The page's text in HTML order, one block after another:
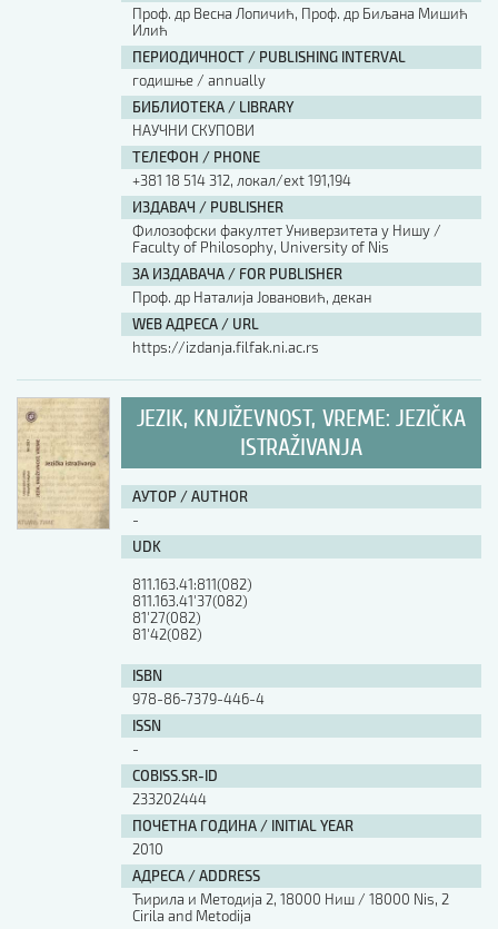
Проф. др Весна Лопичић, Проф. др Биљана Мишић
Илић
ПЕРИОДИЧНОСТ / PUBLISHING INTERVAL
годишње / annually
БИБЛИОТЕКА / LIBRARY
НАУЧНИ СКУПОВИ
ТЕЛЕФОН / PHONE
+381 18 514 312, локал/ext 191,194
ИЗДАВАЧ / PUBLISHER
Филозофски факултет Универзитета у Нишу /
Faculty of Philosophy, University of Nis
ЗА ИЗДАВАЧА / FOR PUBLISHER
Проф. др Наталија Јовановић, декан
WEB АДРЕСА / URL
https://izdanja.filfak.ni.ac.rs
JEZIK, KNJIŽEVNOST, VREME: JEZIČKA
ISTRAŽIVANJA
АУТОР / AUTHOR
-
UDK
811.163.41:811(082)
811.163.41'37(082)
81'27(082)
81'42(082)
ISBN
978-86-7379-446-4
ISSN
-
COBISS.SR-ID
233202444
ПОЧЕТНА ГОДИНА / INITIAL YEAR
2010
АДРЕСА / ADDRESS
Ћирила и Методија 2, 18000 Ниш / 18000 Nis, 2
Cirila and Metodija